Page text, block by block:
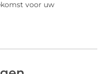
voor uw